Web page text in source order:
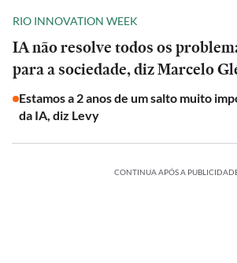
RIO INNOVATION WEEK
IA não resolve todos os
para a sociedade, diz Marcelo
Estamos a 2 anos de um salto muito
da IA, diz Levy
CONTINUA APÓS A